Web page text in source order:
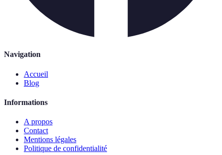
Navigation
Accueil
Blog
Informations
A propos
Contact
Mentions légales
Politique de confidentialité